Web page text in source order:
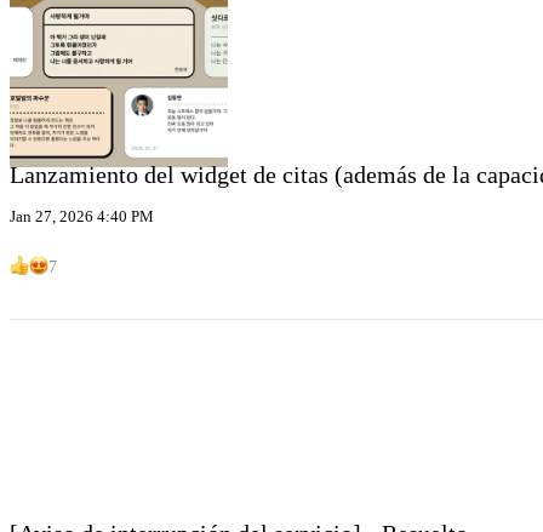
Lanzamiento del widget de citas (además de la
Jan 27, 2026 4:40 PM
7